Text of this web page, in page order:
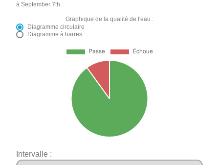
à September 7th.
Graphique de la qualité de l'eau :
Diagramme circulaire
Diagramme à barres
Intervalle :